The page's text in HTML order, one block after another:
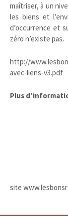
maîtriser, à un
les biens et
d’occurrence et
zéro n’existe pas.
http://
avec-liens-v3.pdf
Plus
site